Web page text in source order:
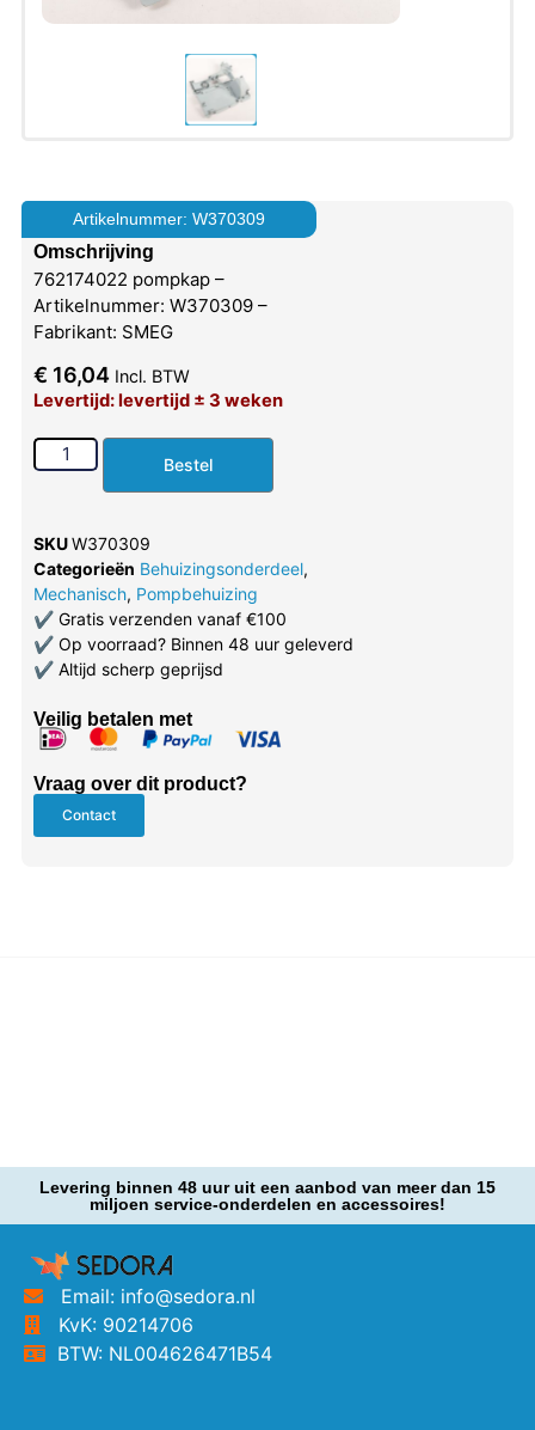
Artikelnummer: W370309
Omschrijving
762174022 pompkap –
Artikelnummer: W370309 –
Fabrikant: SMEG
€ 16,04 Incl. BTW
Levertijd: levertijd ± 3 weken
Bestel
SKUW370309
Categorieën Behuizingsonderdeel,
Mechanisch, Pompbehuizing
✔Gratis verzenden vanaf €100
✔Op voorraad? Binnen 48 uur geleverd
✔Altijd scherp geprijsd
Veilig betalen met
Vraag over dit product?
Contact
Levering binnen 48 uur uit een aanbod van meer dan 15
miljoen service-onderdelen en accessoires!
Email: info@sedora.nl
KvK: 90214706
BTW: NL004626471B54